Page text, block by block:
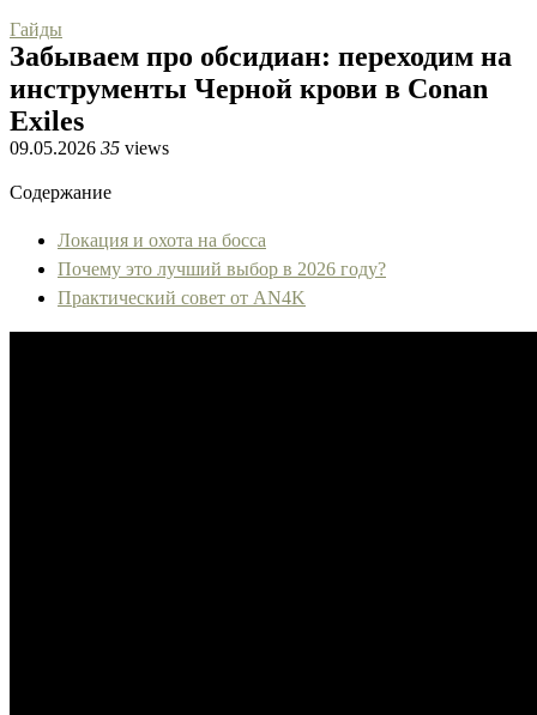
Гайды
Забываем про обсидиан: переходим на
инструменты Черной крови в Conan
Exiles
09.05.2026 35 views
Содержание
Локация и охота на босса
Почему это лучший выбор в 2026 году?
Практический совет от AN4K